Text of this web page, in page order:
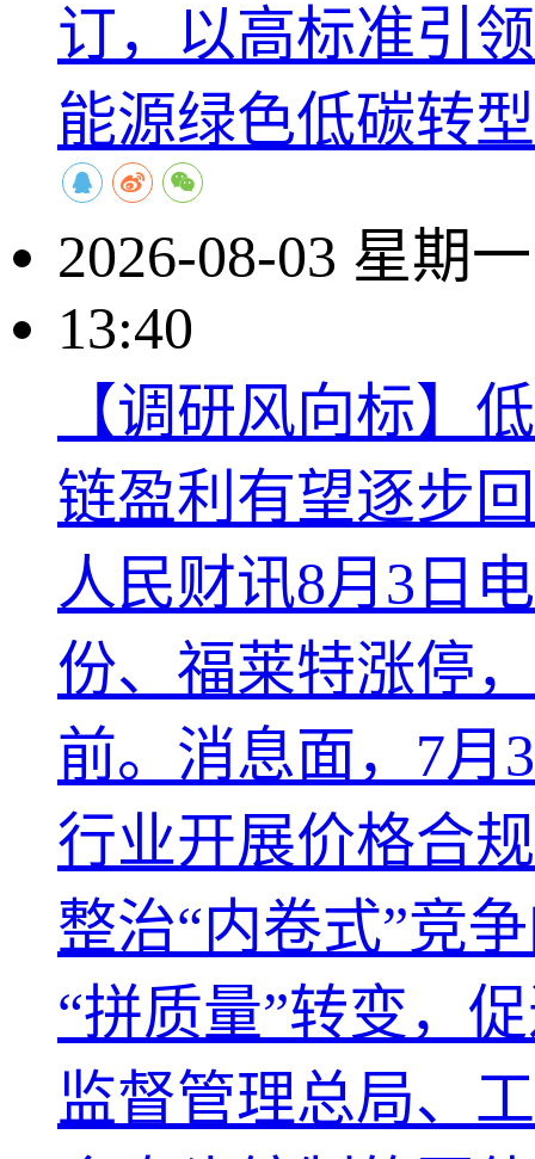
订，以高标准引
能源绿色低碳转
2026-08-03 星期一
13:40
【调研风向标】
链盈利有望逐步
人民财讯8月3日
份、福莱特涨停
前。消息面，7月
行业开展价格合
整治“内卷式”竞
“拼质量”转变，
监督管理总局、